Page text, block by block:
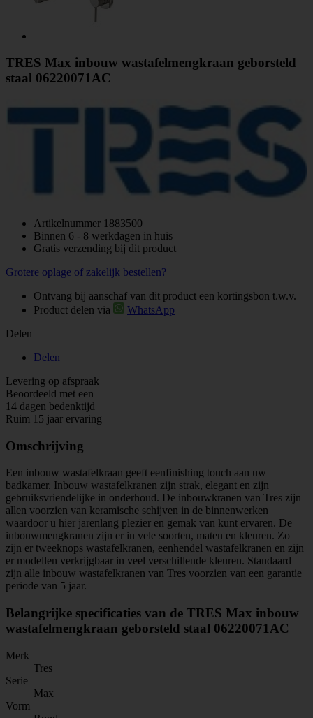
TRES Max inbouw wastafelmengkraan geborsteld
staal 06220071AC
Artikelnummer 1883500
Binnen 6 - 8 werkdagen in huis
Gratis verzending bij dit product
Grotere oplage of zakelijk bestellen?
Ontvang bij aanschaf van dit product een kortingsbon t.w.v.
Product delen via
WhatsApp
Delen
Delen
Levering op afspraak
Beoordeeld met een
14 dagen bedenktijd
Ruim 15 jaar ervaring
Omschrijving
Een inbouw wastafelkraan geeft eenfinishing touch aan uw
badkamer. Inbouw wastafelkranen zijn strak, elegant en zijn
gebruiksvriendelijke in onderhoud. De inbouwkranen van Tres zijn
allen voorzien van keramische schijven in de binnenwerken
waardoor u hier jarenlang plezier en gemak van kunt ervaren. De
inbouwmengkranen zijn er in vele soorten, maten en kleuren. Zo
zijn er tweeknops wastafelkranen, eenhendel wastafelkranen en zijn
er modellen verkrijgbaar in veel verschillende kleuren. Standaard
zijn alle inbouw wastafelkranen van Tres voorzien van een garantie
periode van 5 jaar.
Belangrijke specificaties van de TRES Max inbouw
wastafelmengkraan geborsteld staal 06220071AC
Merk
Tres
Serie
Max
Vorm